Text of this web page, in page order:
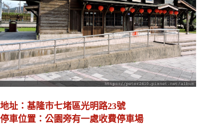
地址：基隆市七堵區光明路23號
停車位置：公園旁有一處收費停車場